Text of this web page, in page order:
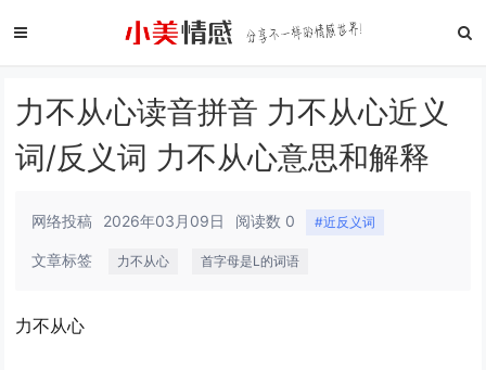
力不从心读音拼音 力不从心近义
词/反义词 力不从心意思和解释
网络投稿 2026年03月09日 阅读数 0 #近反义词
文章标签 力不从心 首字母是L的词语
力不从心